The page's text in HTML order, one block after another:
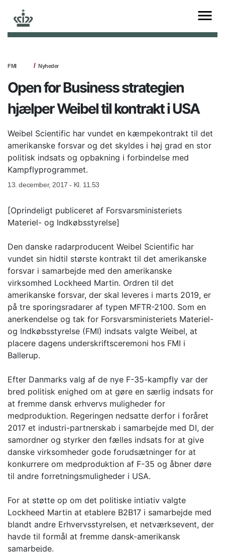
FMI Nyheder
Open for Business strategien
hjælper Weibel til kontrakt i USA
Weibel Scientific har vundet en kæmpekontrakt til det
amerikanske forsvar og det skyldes i høj grad en stor
politisk indsats og opbakning i forbindelse med
Kampflyprogrammet.
13. december, 2017 - Kl. 11.53
[Oprindeligt publiceret af Forsvarsministeriets
Materiel- og Indkøbsstyrelse]
Den danske radarproducent Weibel Scientific har
vundet sin hidtil største kontrakt til det amerikanske
forsvar i samarbejde med den amerikanske
virksomhed Lockheed Martin. Ordren til det
amerikanske forsvar, der skal leveres i marts 2019, er
på tre sporingsradarer af typen MFTR-2100. Som en
anerkendelse og tak for Forsvarsministeriets Materiel-
og Indkøbsstyrelse (FMI) indsats valgte Weibel, at
placere dagens underskriftsceremoni hos FMI i
Ballerup.
Efter Danmarks valg af de nye F-35-kampfly var der
bred politisk enighed om at gøre en særlig indsats for
at fremme dansk erhvervs muligheder for
medproduktion. Regeringen nedsatte derfor i foråret
2017 et industri-partnerskab i samarbejde med DI, der
samordner og styrker den fælles indsats for at give
danske virksomheder gode forudsætninger for at
konkurrere om medproduktion af F-35 og åbner døre
til andre forretningsmuligheder i USA.
For at støtte op om det politiske intiativ valgte
Lockheed Martin at etablere B2B17 i samarbejde med
blandt andre Erhvervsstyrelsen, et netværksevent, der
havde til formål at fremme dansk-amerikansk
samarbejde.